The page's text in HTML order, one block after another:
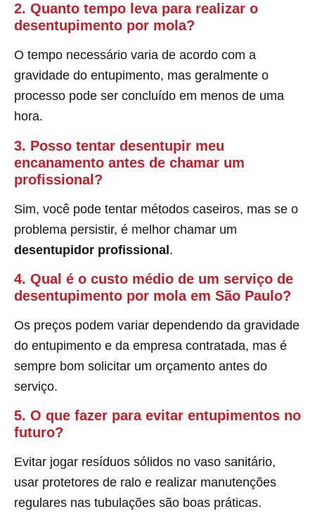
2. Quanto tempo leva para realizar o
desentupimento por mola?
O tempo necessário varia de acordo com a
gravidade do entupimento, mas geralmente o
processo pode ser concluído em menos de uma
hora.
3. Posso tentar desentupir meu
encanamento antes de chamar um
profissional?
Sim, você pode tentar métodos caseiros, mas se o
problema persistir, é melhor chamar um
desentupidor profissional.
4. Qual é o custo médio de um serviço de
desentupimento por mola em São Paulo?
Os preços podem variar dependendo da gravidade
do entupimento e da empresa contratada, mas é
sempre bom solicitar um orçamento antes do
serviço.
5. O que fazer para evitar entupimentos no
futuro?
Evitar jogar resíduos sólidos no vaso sanitário,
usar protetores de ralo e realizar manutenções
regulares nas tubulações são boas práticas.